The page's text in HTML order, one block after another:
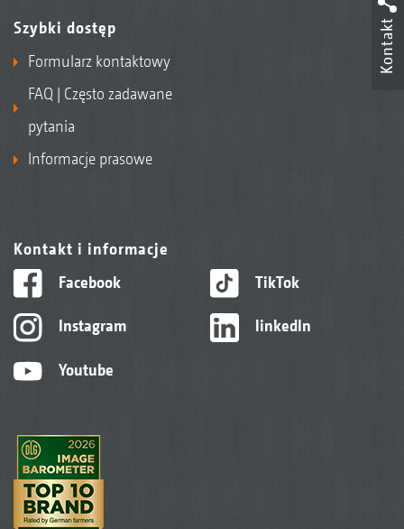
Szybki dostęp
Formularz kontaktowy
FAQ | Często zadawane
pytania
Informacje prasowe
Kontakt i informacje
Facebook
Instagram
Youtube
TikTok
linkedIn
Kontakt